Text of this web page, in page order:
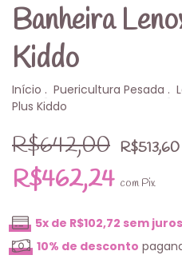
Banheira
Kiddo
Início . Puericultura Pesada .
Plus Kiddo
R$642,00 R$513,60
R$462,24 com Pix
5x de R$102,72 sem juros
10% de desconto